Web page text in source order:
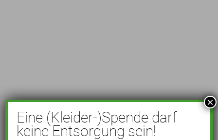
Eine (Kleider-)Spende darf
keine Entsorgung sein!
×